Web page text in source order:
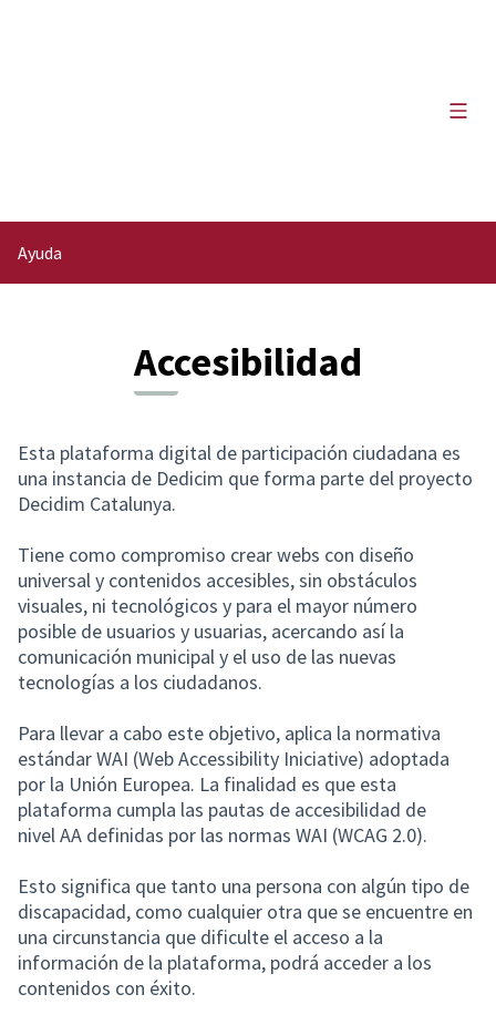
Ayuda
Accesibilidad
Esta plataforma digital de participación ciudadana es
una instancia de Dedicim que forma parte del proyecto
Decidim Catalunya.
Tiene como compromiso crear webs con diseño
universal y contenidos accesibles, sin obstáculos
visuales, ni tecnológicos y para el mayor número
posible de usuarios y usuarias, acercando así la
comunicación municipal y el uso de las nuevas
tecnologías a los ciudadanos.
Para llevar a cabo este objetivo, aplica la normativa
estándar WAI (Web Accessibility Iniciative) adoptada
por la Unión Europea. La finalidad es que esta
plataforma cumpla las pautas de accesibilidad de
nivel AA definidas por las normas WAI (WCAG 2.0).
Esto significa que tanto una persona con algún tipo de
discapacidad, como cualquier otra que se encuentre en
una circunstancia que dificulte el acceso a la
información de la plataforma, podrá acceder a los
contenidos con éxito.